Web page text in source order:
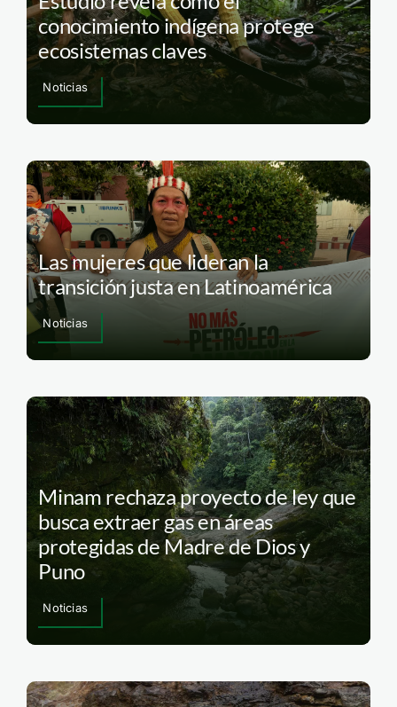
conocimiento indígena protege
ecosistemas claves
Noticias
Las mujeres que lideran la
transición justa en Latinoamérica
Noticias
Minam rechaza proyecto de ley que
busca extraer gas en áreas
protegidas de Madre de Dios y
Puno
Noticias